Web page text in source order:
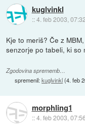
kuglvinkl
::4. feb 2003, 07:32
Kje to meriš? Če z
senzorje po tabeli, ki so
Zgodovina sprememb…
spremenil:kuglvinkl(4. feb
morphling1
::4. feb 2003, 07:56